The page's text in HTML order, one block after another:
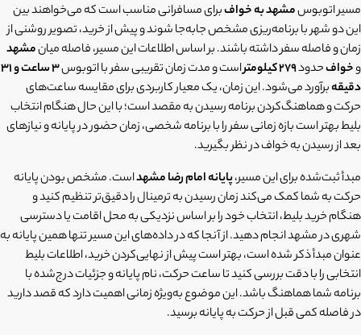
مسیر اتوبوسمشهد به خوافبرای مسافرانی مناسب است که می‌خواهند بین
این دو شهر با برنامه‌ریزی مشخص جابه‌جا شوند و پیش از خرید، تصویر روشنی از
زمان و فاصله سفر داشته باشند. بر اساس اطلاعات این مسیر، فاصله میانمشهد
وخوافحدود۲۷۹ کیلومتر است و مدت زمان تقریبی سفر با اتوبوس
۳ ساعت و ۳۱
دقیقهبرآورد می‌شود. این زمان، یک معیار کاربردی برای مقایسه ساعت‌های
حرکت و هماهنگ‌کردن برنامه رسیدن به مقصد است؛ با این حال هنگام انتخاب
بلیط بهتر است بازه زمانی سفر را با برنامه شخصی، زمان حضور در پایانه و نیازهای
بعد از رسیدن به خواف در نظر بگیرید.
مبدأ ثبت‌شده برای این مسیر،پایانه امام رضا مشهداست. مشخص بودن پایانه
حرکت به شما کمک می‌کند زمان رسیدن به ترمینال را دقیق‌تر تنظیم کنید و
هنگام خرید بلیط، انتخاب خود را بر اساس نزدیکی به محل اقامت یا دسترسی
شهری در مشهد انجام دهید. از آنجا که در داده‌های این مسیر تنها همین پایانه به
عنوان مبدأ ذکر شده است، بهتر است پیش از نهایی‌کردن خرید، اطلاعات بلیط
انتخابی را با دقت بررسی کنید تا ساعت حرکت، نام پایانه و جزئیات درج‌شده با
برنامه شما هماهنگ باشد. این موضوع به‌ویژه زمانی اهمیت دارد که قصد دارید
در فاصله کمی قبل از حرکت به پایانه برسید.